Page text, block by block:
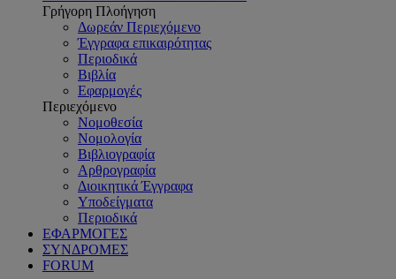
Γρήγορη Πλοήγηση
Δωρεάν Περιεχόμενο
Έγγραφα επικαιρότητας
Περιοδικά
Βιβλία
Εφαρμογές
Περιεχόμενο
Νομοθεσία
Νομολογία
Βιβλιογραφία
Αρθρογραφία
Διοικητικά Έγγραφα
Υποδείγματα
Περιοδικά
ΕΦΑΡΜΟΓΕΣ
ΣΥΝΔΡΟΜΕΣ
FORUM